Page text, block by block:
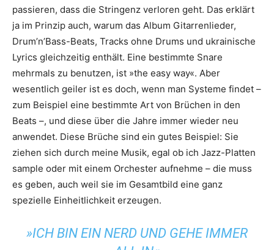
passieren, dass die Stringenz verloren geht. Das erklärt
ja im Prinzip auch, warum das Album Gitarrenlieder,
Drum’n’Bass-Beats, Tracks ohne Drums und ukrainische
Lyrics gleichzeitig enthält. Eine bestimmte Snare
mehrmals zu benutzen, ist »the easy way«. Aber
wesentlich geiler ist es doch, wenn man Systeme findet –
zum Beispiel eine bestimmte Art von Brüchen in den
Beats –, und diese über die Jahre immer wieder neu
anwendet. Diese Brüche sind ein gutes Beispiel: Sie
ziehen sich durch meine Musik, egal ob ich Jazz-Platten
sample oder mit einem Orchester aufnehme – die muss
es geben, auch weil sie im Gesamtbild eine ganz
spezielle Einheitlichkeit erzeugen.
»ICH BIN EIN NERD UND GEHE IMMER